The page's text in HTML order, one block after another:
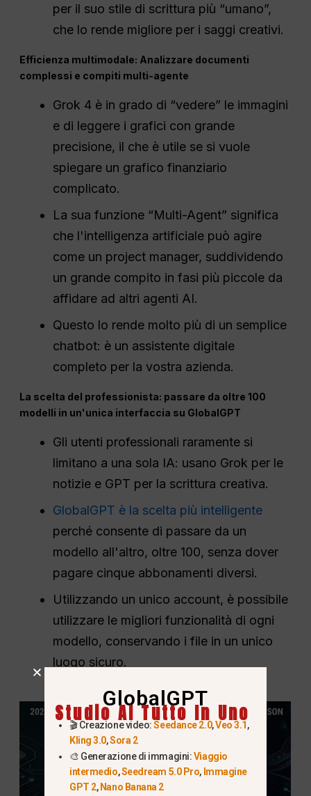
per il suo stile di scrittura più “umano”,
che lo rende migliore per i saggi creativi.
Efficienza multimodale: Analizzare documenti
complessi e compiti multi-agente
Grok 4 è in grado di “vedere” le immagini
e di leggere i grafici con grande
precisione, il che è utile se si vuole
spiegare un grafico finanziario
complicato.
La sua funzione “Multi-Agent” significa
che l'intelligenza artificiale può agire
come un project manager, suddividendo
un grande compito in fasi più piccole da
affidare ad altri agenti AI.
Questo lo rende molto più di un semplice
chatbot: è un assistente digitale
completo per la vostra azienda.
La scelta del professionista: passare da oltre 100
modelli in un'unica interfaccia su GlobalGPT
Gli utenti professionali raramente si
limitano a una sola IA: usano Grok per le
notizie e GPT per la scrittura creativa.
GlobalGPT è la scelta più intelligente
perché consente di passare da un
modello all'altro, oltre 100, senza dover
pagare cinque abbonamenti diversi.
Utilizzando un unico account, è possibile
utilizzare le migliori funzionalità di ogni
modello, conservando i file in un unico
luogo sicuro.
GlobalGPT
Studio AI Tutto In Uno
🎬 Creazione video:Seedance 2.0,Veo 3.1,
Kling 3.0,Sora 2
🎨 Generazione di immagini:Viaggio
intermedio,Seedream 5.0 Pro, Immagine
GPT 2, Nano Banana 2